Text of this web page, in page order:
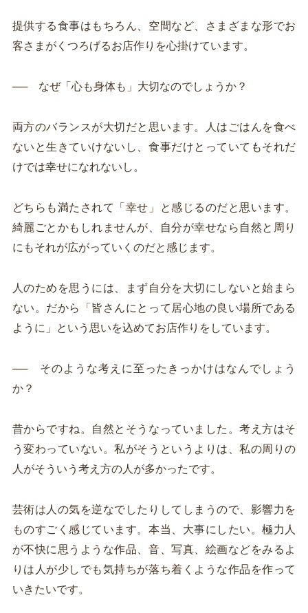
提供する食事はもちろん、空間など、さまざまな形でお
客さまがくつろげるお店作りを心掛けています。
── なぜ「心も身体も」大切なのでしょうか？
両方のバランスが大切だと思います。人はごはんを食べ
ないと生きていけないし、食事だけとっていてもそれだ
けでは幸せになれないし。
どちらも満たされて「幸せ」と感じるのだと思います。
綺麗ごとかもしれませんが、自分が幸せなら自然と周り
にもそれが広がっていくのだと感じます。
人のためを思うには、まず自分を大切にしないと始まら
ない。だから「皆さんにとって居心地の良い場所である
ように」という思いを込めてお店作りをしています。
── そのような考えに至ったきっかけはなんでしょう
か？
昔からですね。自然とそうなっていました。考え方はそ
う変わっていない。私がそうというよりは、私の周りの
人がそういう考え方の人が多かったです。
芸術は人の気を逆なでしたりしてしまうので、影響力を
ものすごく感じています。本当、大事にしたい。極力人
が不快に思うような作品、音、写真、絵画などをみるよ
りは人が少しでも気持ちが落ち着くような作品を作って
いきたいです。